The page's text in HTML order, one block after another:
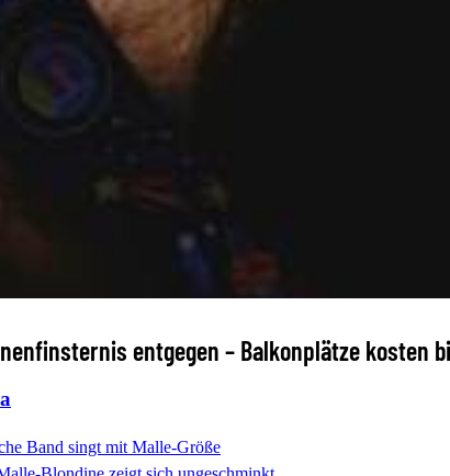
entgegen – Balkonplätze kosten
Band singt mit Malle-Größe